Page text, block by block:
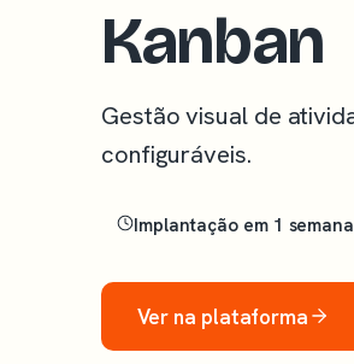
Kanban
Gestão visual de
configuráveis.
Implantação em 1 semana
Ver na plataforma